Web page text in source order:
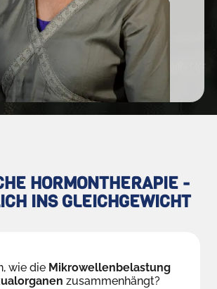
HORMONTHERAPIE -
INS GLEICHGEWICHT
wie die Mikrowellenbelastung
zusammenhängt?